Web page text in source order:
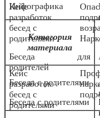
Беседа для
родителей
Беседа с родителями
Кейс
разработок
бесед с
родителями
Кейс
разработок
бесед с
родителями
Инфографика
Категория
материала
Беседа с родителями